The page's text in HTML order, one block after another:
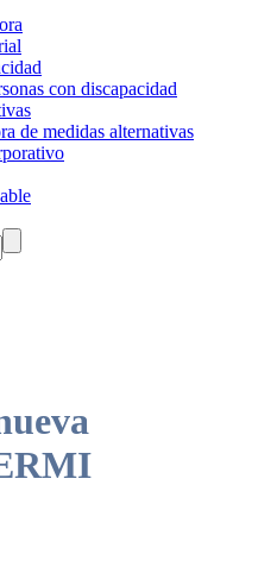
con discapacidad
de medidas alternativas